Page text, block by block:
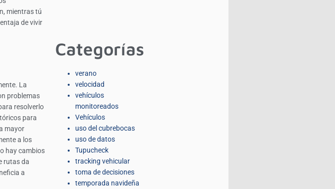
mientras tú
de vivir
La
problemas
resolverlo
para
mayor
a los
hay cambios
rutas da
a
Categorías
verano
velocidad
vehículos
monitoreados
Vehículos
uso del cubrebocas
uso de datos
Tupucheck
tracking vehicular
toma de decisiones
temporada navideña